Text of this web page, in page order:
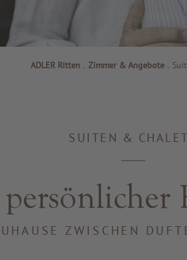
ADLER Ritten . Zimmer & Angebote .
SUITEN &
ZWISCHEN